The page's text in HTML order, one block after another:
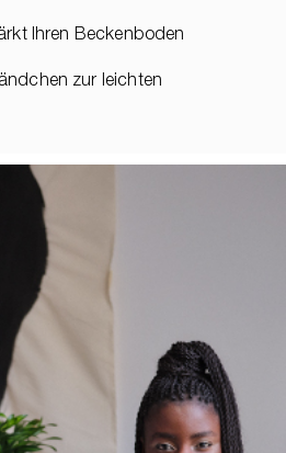
Ihren Beckenboden
zur leichten